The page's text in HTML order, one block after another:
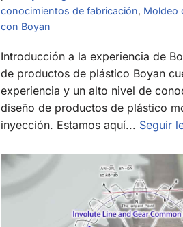
conocimientos de fabricación, Moldeo
con Boyan
Introducción a la experiencia de
de productos de plástico Boyan
experiencia y un alto nivel de
diseño de productos de plástico
inyección. Estamos aquí... Seguir